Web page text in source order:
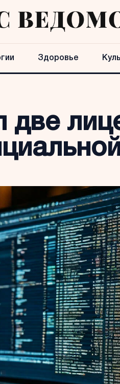
Здоровье
две